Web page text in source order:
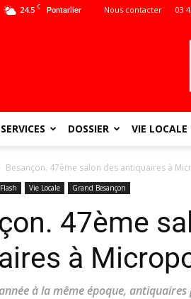
24.5 C Pontarlier Nous contacter 03
DOSSIER VIE LOCALE
Besançon. 47ème salon des antiquaires à
Flash Vie Locale Grand Besançon
47ème
à
à la même époque,